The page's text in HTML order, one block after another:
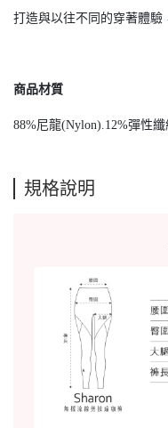
打造與以往不同的穿著體驗
商品材質
88%尼龍(Nylon).12%彈性纖
規格說明